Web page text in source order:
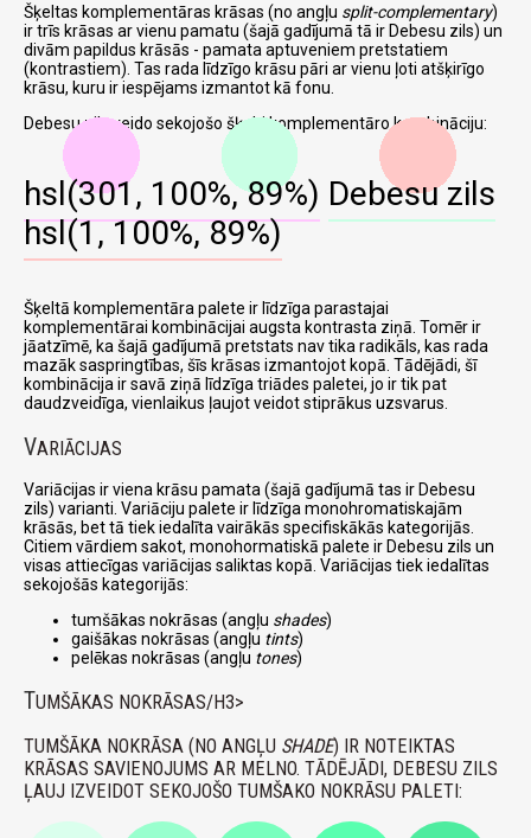
Šķeltas komplementāras krāsas (no angļu split-complementary)
ir trīs krāsas ar vienu pamatu (šajā gadījumā tā ir Debesu zils) un
divām papildus krāsās - pamata aptuveniem pretstatiem
(kontrastiem). Tas rada līdzīgo krāsu pāri ar vienu ļoti atšķirīgo
krāsu, kuru ir iespējams izmantot kā fonu.
Debesu zils veido sekojošo šķelti komplementāro kombināciju:
hsl(301, 100%, 89%) Debesu zils
hsl(1, 100%, 89%)
Šķeltā komplementāra palete ir līdzīga parastajai
komplementārai kombinācijai augsta kontrasta ziņā. Tomēr ir
jāatzīmē, ka šajā gadījumā pretstats nav tika radikāls, kas rada
mazāk saspringtības, šīs krāsas izmantojot kopā. Tādējādi, šī
kombinācija ir savā ziņā līdzīga triādes paletei, jo ir tik pat
daudzveidīga, vienlaikus ļaujot veidot stiprākus uzsvarus.
VARIĀCIJAS
Variācijas ir viena krāsu pamata (šajā gadījumā tas ir Debesu
zils) varianti. Variāciju palete ir līdzīga monohromatiskajām
krāsās, bet tā tiek iedalīta vairākās specifiskākās kategorijās.
Citiem vārdiem sakot, monohormatiskā palete ir Debesu zils un
visas attiecīgas variācijas saliktas kopā. Variācijas tiek iedalītas
sekojošās kategorijās:
tumšākas nokrāsas (angļu shades)
gaišākas nokrāsas (angļu tints)
pelēkas nokrāsas (angļu tones)
TUMŠĀKAS NOKRĀSAS/H3>
TUMŠĀKA NOKRĀSA (NO ANGĻU SHADE) IR NOTEIKTAS
KRĀSAS SAVIENOJUMS AR MELNO. TĀDĒJĀDI, DEBESU ZILS
ĻAUJ IZVEIDOT SEKOJOŠO TUMŠAKO NOKRĀSU PALETI: